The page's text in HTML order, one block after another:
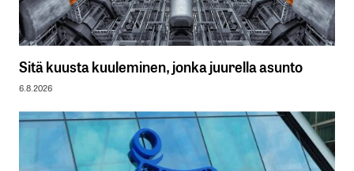
Sitä kuusta kuuleminen, jonka juurella asunto
6.8.2026